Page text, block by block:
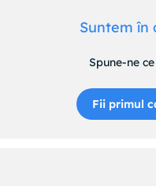
Suntem în
Spune-ne
Fii primul